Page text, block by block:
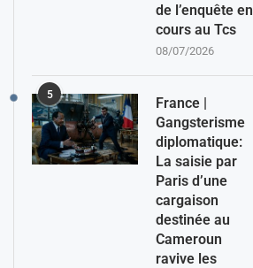
de l’enquête en
cours au Tcs
08/07/2026
5
France |
Gangsterisme
diplomatique:
La saisie par
Paris d’une
cargaison
destinée au
Cameroun
ravive les